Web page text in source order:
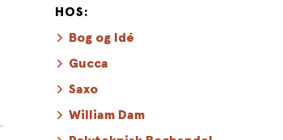
HOS:
Bog og Idé
Gucca
Saxo
William Dam